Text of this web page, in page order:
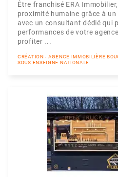
Être franchisé ERA
proximité humaine grâce à
avec un consultant dédié qui
performances de votre
profiter ...
CRÉATION - AGENCE IMMOBILIÈRE
SOUS ENSEIGNE NATIONALE